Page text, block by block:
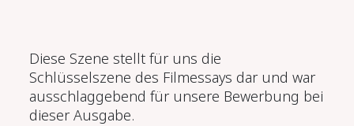
Diese Szene stellt für uns die
Schlüsselszene des Filmessays dar und war
ausschlaggebend für unsere Bewerbung bei
dieser Ausgabe.